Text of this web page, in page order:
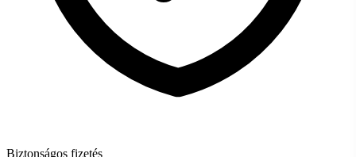
Biztonságos fizetés